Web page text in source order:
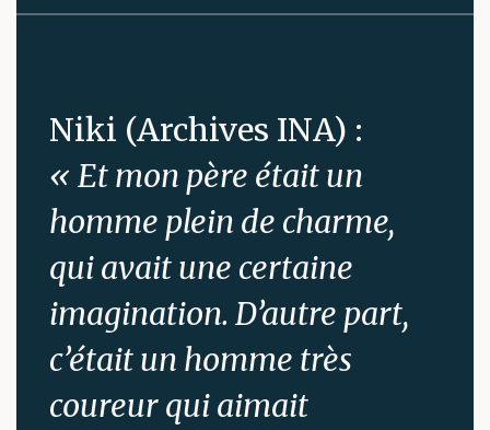
Niki (Archives INA) :
« Et mon père était un
homme plein de charme,
qui avait une certaine
imagination. D’autre part,
c’était un homme très
coureur qui aimait